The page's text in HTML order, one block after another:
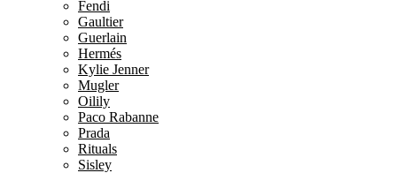
Fendi
Gaultier
Guerlain
Hermés
Kylie Jenner
Mugler
Oilily
Paco Rabanne
Prada
Rituals
Sisley